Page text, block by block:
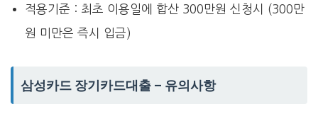
적용기준 : 최초 이용일에 합산 300만원 신청시 (300만
원 미만은 즉시 입금)
삼성카드 장기카드대출 – 유의사항